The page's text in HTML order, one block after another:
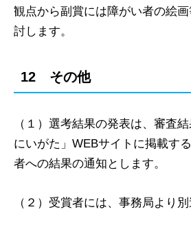
観点から副賞には障がい者の絵
討します。
12 その他
（１）選考結果の発表は、審査
にいがた」WEBサイトに掲載す
者への結果の通知とします。
（２）受賞者には、事務局より